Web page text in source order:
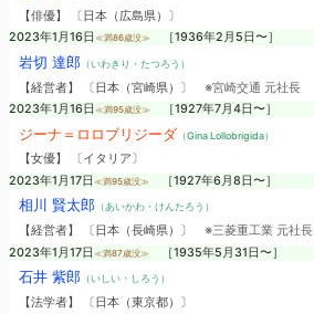
【俳優】 〔日本（広島県）〕
2023年1月16日 ≪満86歳没≫ ［1936年2月5日〜］
岩切 達郎（いわきり・たつろう）
【経営者】 〔日本（宮崎県）〕 ※宮崎交通 元社長
2023年1月16日 ≪満95歳没≫ ［1927年7月4日〜］
ジーナ＝ロロブリジーダ （Gina Lollobrigida）
【女優】 〔イタリア〕
2023年1月17日 ≪満95歳没≫ ［1927年6月8日〜］
相川 賢太郎（あいかわ・けんたろう）
【経営者】 〔日本（長崎県）〕 ※三菱重工業 元社長
2023年1月17日 ≪満87歳没≫ ［1935年5月31日〜］
石井 紫郎（いしい・しろう）
【法学者】 〔日本（東京都）〕